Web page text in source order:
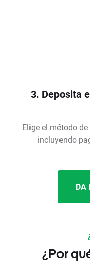
3. Deposita
Elige el método
incluyendo
DA
¿Por